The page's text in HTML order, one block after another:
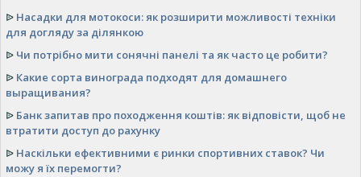
ᐉ Насадки для мотокоси: як розширити можливості техніки
для догляду за ділянкою
ᐉ Чи потрібно мити сонячні панелі та як часто це робити?
ᐉ Какие сорта винограда подходят для домашнего
выращивания?
ᐉ Банк запитав про походження коштів: як відповісти, щоб не
втратити доступ до рахунку
ᐉ Наскільки ефективними є ринки спортивних ставок? Чи
можу я їх перемогти?